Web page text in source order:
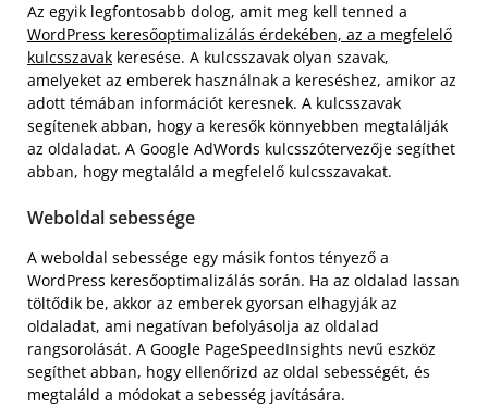
Az egyik legfontosabb dolog, amit meg kell tenned a
WordPress keresőoptimalizálás érdekében, az a megfelelő
kulcsszavak keresése. A kulcsszavak olyan szavak,
amelyeket az emberek használnak a kereséshez, amikor az
adott témában információt keresnek. A kulcsszavak
segítenek abban, hogy a keresők könnyebben megtalálják
az oldaladat. A Google AdWords kulcsszótervezője segíthet
abban, hogy megtaláld a megfelelő kulcsszavakat.
Weboldal sebessége
A weboldal sebessége egy másik fontos tényező a
WordPress keresőoptimalizálás során. Ha az oldalad lassan
töltődik be, akkor az emberek gyorsan elhagyják az
oldaladat, ami negatívan befolyásolja az oldalad
rangsorolását. A Google PageSpeedInsights nevű eszköz
segíthet abban, hogy ellenőrizd az oldal sebességét, és
megtaláld a módokat a sebesség javítására.